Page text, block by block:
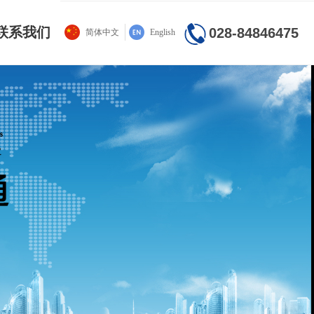
028-84846475
系我们 简体中文 English